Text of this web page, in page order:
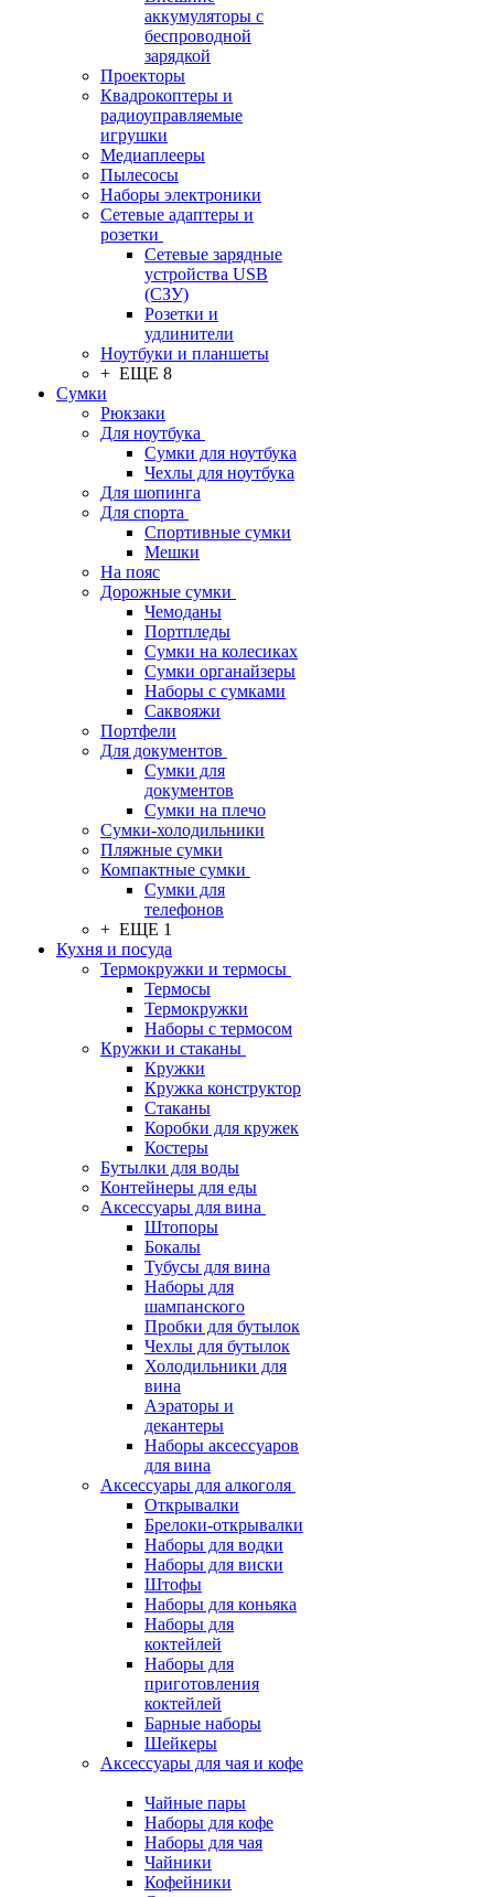
аккумуляторы с
беспроводной
зарядкой
Проекторы
Квадрокоптеры и
радиоуправляемые
игрушки
Медиаплееры
Пылесосы
Наборы электроники
Сетевые адаптеры и
розетки
Сетевые зарядные
устройства USB
(СЗУ)
Розетки и
удлинители
Ноутбуки и планшеты
+ ЕЩЕ 8
Сумки
Рюкзаки
Для ноутбука
Сумки для ноутбука
Чехлы для ноутбука
Для шопинга
Для спорта
Спортивные сумки
Мешки
На пояс
Дорожные сумки
Чемоданы
Портпледы
Сумки на колесиках
Сумки органайзеры
Наборы с сумками
Саквояжи
Портфели
Для документов
Сумки для
документов
Сумки на плечо
Сумки-холодильники
Пляжные сумки
Компактные сумки
Сумки для
телефонов
+ ЕЩЕ 1
Кухня и посуда
Термокружки и термосы
Термосы
Термокружки
Наборы с термосом
Кружки и стаканы
Кружки
Кружка конструктор
Стаканы
Коробки для кружек
Костеры
Бутылки для воды
Контейнеры для еды
Аксессуары для вина
Штопоры
Бокалы
Тубусы для вина
Наборы для
шампанского
Пробки для бутылок
Чехлы для бутылок
Холодильники для
вина
Аэраторы и
декантеры
Наборы аксессуаров
для вина
Аксессуары для алкоголя
Открывалки
Брелоки-открывалки
Наборы для водки
Наборы для виски
Штофы
Наборы для коньяка
Наборы для
коктейлей
Наборы для
приготовления
коктейлей
Барные наборы
Шейкеры
Аксессуары для чая и кофе
Чайные пары
Наборы для кофе
Наборы для чая
Чайники
Кофейники